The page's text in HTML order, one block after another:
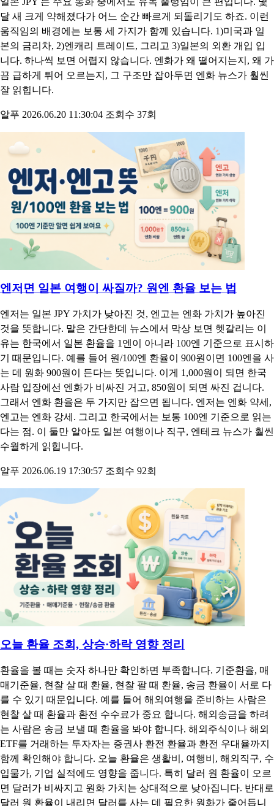
이드, 환율개입
일본 JPY 는 주요 통화 중에서도 유독 출렁임이 큰 편입니다. 몇
달 새 크게 약해졌다가 어느 순간 빠르게 되돌리기도 하죠. 이런
움직임의 배경에는 보통 세 가지가 함께 있습니다. 1)미국과 일
본의 금리차, 2)엔캐리 트레이드, 그리고 3)일본의 외환 개입 입
니다. 하나씩 보면 어렵지 않습니다. 엔화가 왜 떨어지는지, 왜 가
끔 급하게 튀어 오르는지, 그 구조만 잡아두면 엔화 뉴스가 훨씬
잘 읽힙니다.
알푸 2026.06.20 11:30:04 조회수 37회
것을 뜻합니다. 말은 간단한데 뉴스에서 막상 보면 헷갈리는 이
유는 한국에서 일본 환율을 1엔이 아니라 100엔 기준으로 표시하
기 때문입니다. 예를 들어 원/100엔 환율이 900원이면 100엔을 사
는 데 원화 900원이 든다는 뜻입니다. 이게 1,000원이 되면 한국
사람 입장에선 엔화가 비싸진 거고, 850원이 되면 싸진 겁니다.
그래서 엔화 환율은 두 가지만 잡으면 됩니다. 엔저는 엔화 약세,
엔고는 엔화 강세. 그리고 한국에서는 보통 100엔 기준으로 읽는
다는 점. 이 둘만 알아도 일본 여행이나 직구, 엔테크 뉴스가 훨씬
수월하게 읽힙니다.
알푸 2026.06.19 17:30:57 조회수 92회